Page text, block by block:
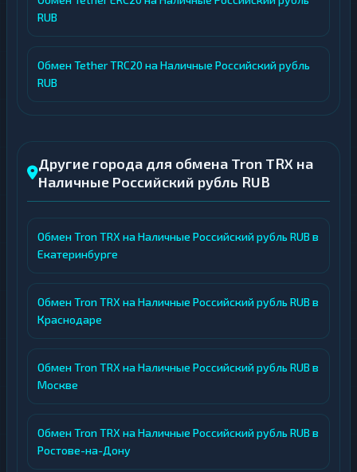
RUB
Обмен Tether TRC20 на Наличные Российский рубль
RUB
Другие города для обмена Tron TRX на
Наличные Российский рубль RUB
Обмен Tron TRX на Наличные Российский рубль RUB в
Екатеринбурге
Обмен Tron TRX на Наличные Российский рубль RUB в
Краснодаре
Обмен Tron TRX на Наличные Российский рубль RUB в
Москве
Обмен Tron TRX на Наличные Российский рубль RUB в
Ростове-на-Дону